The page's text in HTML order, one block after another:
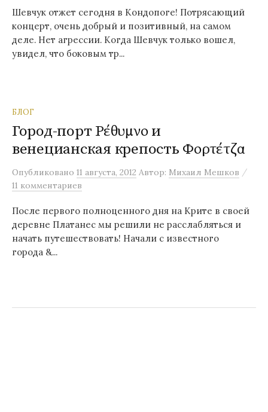
Шевчук отжет сегодня в Кондопоге! Потрясающий
концерт, очень добрый и позитивный, на самом
деле. Нет агрессии. Когда Шевчук только вошел,
увидел, что боковым тр...
БЛОГ
Город-порт Ρέθυμνο и
венецианская крепость Φορτέτζα
Опубликовано 11 августа, 2012 Автор: Михаил Мешков /
11 комментариев
После первого полноценного дня на Крите в своей
деревне Платанес мы решили не расслабляться и
начать путешествовать! Начали с известного
города &...